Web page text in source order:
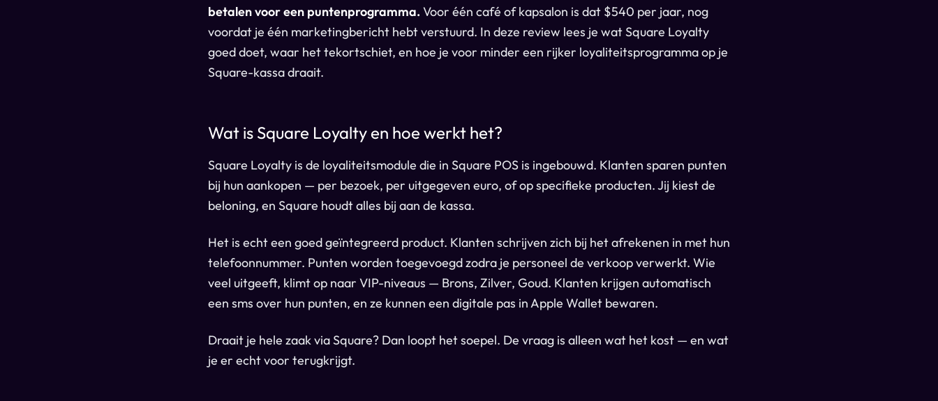
betalen voor een puntenprogramma. Voor één café of kapsalon is dat $540 per jaar, nog
voordat je één marketingbericht hebt verstuurd. In deze review lees je wat Square Loyalty
goed doet, waar het tekortschiet, en hoe je voor minder een rijker loyaliteitsprogramma op je
Square-kassa draait.
Wat is Square Loyalty en hoe werkt het?
Square Loyalty is de loyaliteitsmodule die in Square POS is ingebouwd. Klanten sparen punten
bij hun aankopen — per bezoek, per uitgegeven euro, of op specifieke producten. Jij kiest de
beloning, en Square houdt alles bij aan de kassa.
Het is echt een goed geïntegreerd product. Klanten schrijven zich bij het afrekenen in met hun
telefoonnummer. Punten worden toegevoegd zodra je personeel de verkoop verwerkt. Wie
veel uitgeeft, klimt op naar VIP-niveaus — Brons, Zilver, Goud. Klanten krijgen automatisch
een sms over hun punten, en ze kunnen een digitale pas in Apple Wallet bewaren.
Draait je hele zaak via Square? Dan loopt het soepel. De vraag is alleen wat het kost — en wat
je er echt voor terugkrijgt.